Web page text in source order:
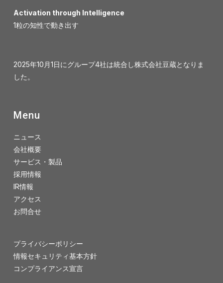
Activation through Intelligence
1粒の知性で動き出す
2025年10月1日にグループ4社は統合し株式会社豆蔵となりま
した。
Menu
ニュース
会社概要
サービス・製品
採用情報
IR情報
アクセス
お問合せ
プライバシーポリシー
情報セキュリティ基本方針
コンプライアンス宣言